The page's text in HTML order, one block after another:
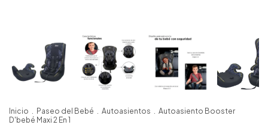
Inicio . Paseo del Bebé . Autoasientos . Autoasiento Booster
D'bebé Maxi 2 En 1